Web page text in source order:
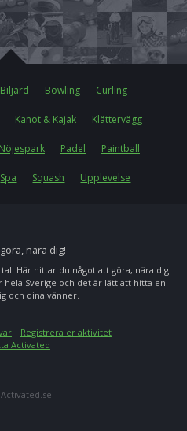
Biljard Bowling Curling
Kanot & Kajak Klättervägg
Nöjespark Padel Paintball
Spa Squash Upplevelse
nära dig!
Här hittar du något att göra, nära dig!
hela Sverige och det är lätt att hitta en
och dina vänner.
Registrera er aktivitet
Activated